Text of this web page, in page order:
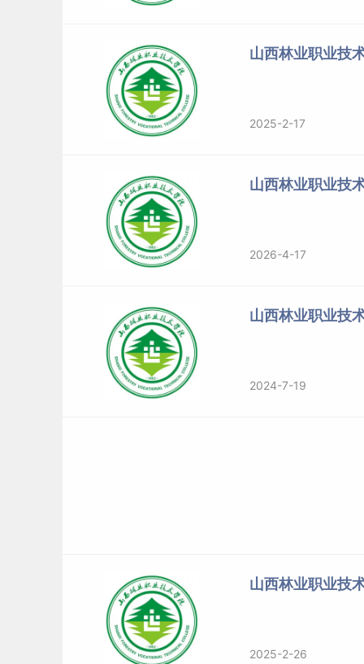
人民政府举办的一所林业类高等职业院校，是
省优质高等职业院校建设单位。
山西林业职业技术学院的前身是山西林业学校
层次的全日制高等林业职业技术学院。
山西林业职业技术学院
山西林业职业技
2025-2-17
山西林业职业技
2026-4-17
山西林业职业技
2024-7-19
山西林业职业技
2025-2-26